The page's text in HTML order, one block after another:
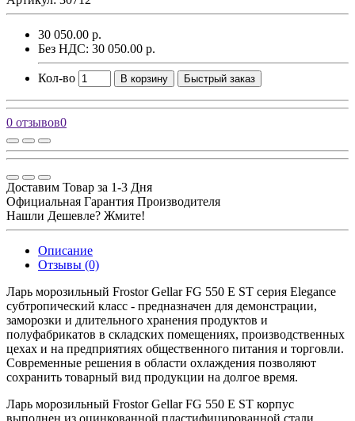
30 050.00 р.
Без НДС: 30 050.00 р.
Кол-во В корзину Быстрый заказ
0 отзывов0
Доставим Товар за 1-3 Дня
Официальная Гарантия Производителя
Нашли Дешевле? Жмите!
Описание
Отзывы (0)
Ларь морозильный Frostor Gellar FG 550 E ST серия Elegance
субтропический класс - предназначен для демонстрации,
заморозки и длительного хранения продуктов и
полуфабрикатов в складских помещениях, производственных
цехах и на предприятиях общественного питания и торговли.
Современные решения в области охлаждения позволяют
сохранить товарный вид продукции на долгое время.
Ларь морозильный Frostor Gellar FG 550 E ST корпус
выполнен из оцинкованной пластифицированной стали